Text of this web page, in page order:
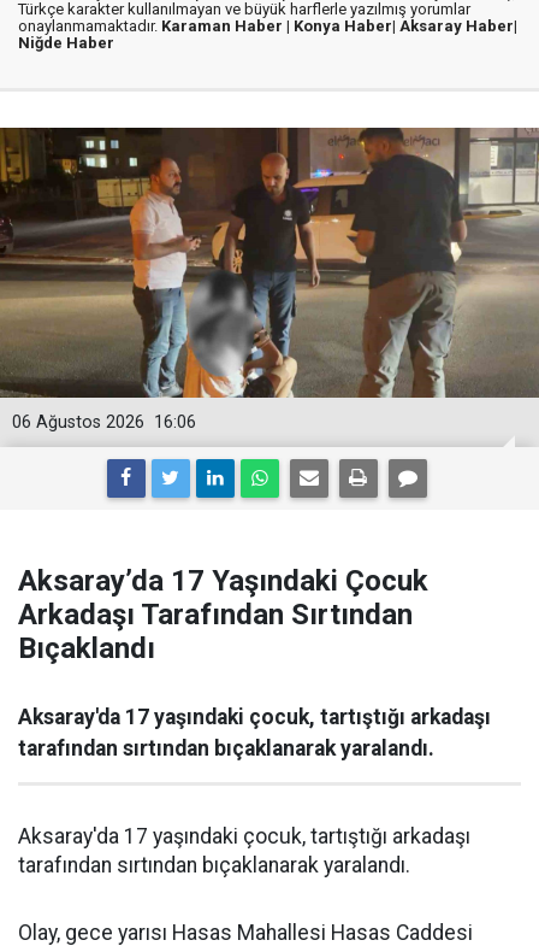
Türkçe karakter kullanılmayan ve büyük harflerle yazılmış yorumlar
onaylanmamaktadır. Karaman Haber | Konya Haber| Aksaray Haber|
Niğde Haber
16:06
06 Ağustos 2026
Aksaray’da 17 Yaşındaki Çocuk
Arkadaşı Tarafından Sırtından
Bıçaklandı
Aksaray'da 17 yaşındaki çocuk, tartıştığı arkadaşı
tarafından sırtından bıçaklanarak yaralandı.
Aksaray'da 17 yaşındaki çocuk, tartıştığı arkadaşı
tarafından sırtından bıçaklanarak yaralandı.
Olay, gece yarısı Hasas Mahallesi Hasas Caddesi